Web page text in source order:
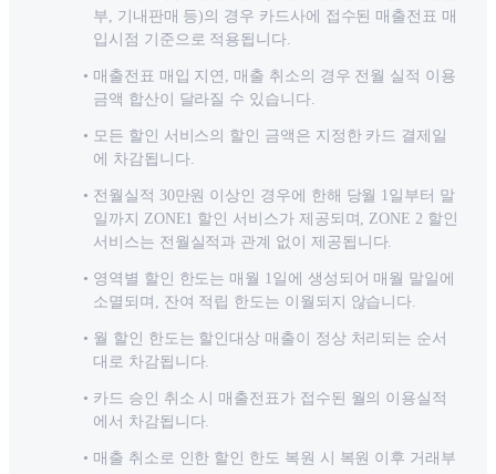
부, 기내판매 등)의 경우 카드사에 접수된 매출전표 매
입시점 기준으로 적용됩니다.
매출전표 매입 지연, 매출 취소의 경우 전월 실적 이용
금액 합산이 달라질 수 있습니다.
모든 할인 서비스의 할인 금액은 지정한 카드 결제일
에 차감됩니다.
전월실적 30만원 이상인 경우에 한해 당월 1일부터 말
일까지 ZONE1 할인 서비스가 제공되며, ZONE 2 할인
서비스는 전월실적과 관계 없이 제공됩니다.
영역별 할인 한도는 매월 1일에 생성되어 매월 말일에
소멸되며, 잔여 적립 한도는 이월되지 않습니다.
월 할인 한도는 할인대상 매출이 정상 처리되는 순서
대로 차감됩니다.
카드 승인 취소 시 매출전표가 접수된 월의 이용실적
에서 차감됩니다.
매출 취소로 인한 할인 한도 복원 시 복원 이후 거래부